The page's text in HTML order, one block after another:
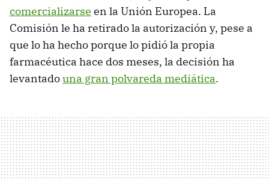
comercializarse en la Unión Europea. La
Comisión le ha retirado la autorización y, pese a
que lo ha hecho porque lo pidió la propia
farmacéutica hace dos meses, la decisión ha
levantadouna gran polvareda mediática.